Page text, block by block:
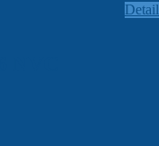
Detail